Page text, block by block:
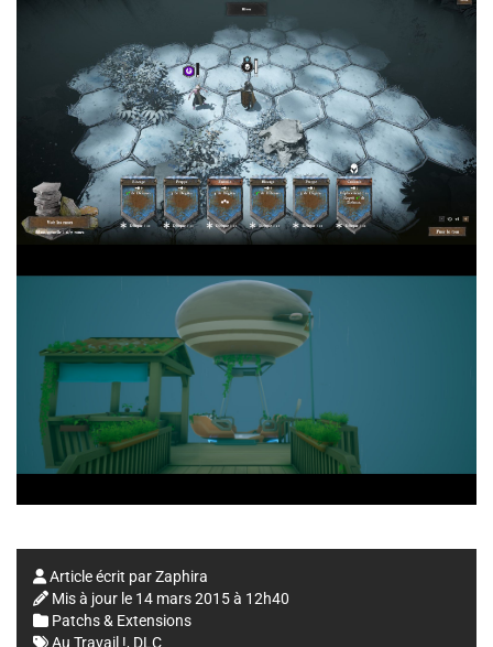
Article écrit parZaphira
Mis à jour le 14 mars 2015 à 12h40
Patchs & Extensions
Au Travail !, DLC